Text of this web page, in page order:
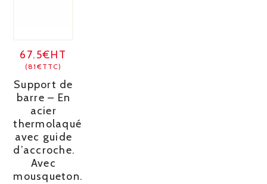
67.5€HT
(81€TTC)
Support de
barre – En
acier
thermolaqué
avec guide
d’accroche.
Avec
mousqueton.